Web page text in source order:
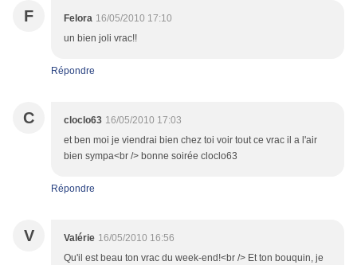
F Felora 16/05/2010 17:10
un bien joli vrac!!
Répondre
C cloclo63 16/05/2010 17:03
et ben moi je viendrai bien chez toi voir tout ce vrac il a l'air
bien sympa<br /> bonne soirée cloclo63
Répondre
V Valérie 16/05/2010 16:56
Qu'il est beau ton vrac du week-end!<br /> Et ton bouquin, je